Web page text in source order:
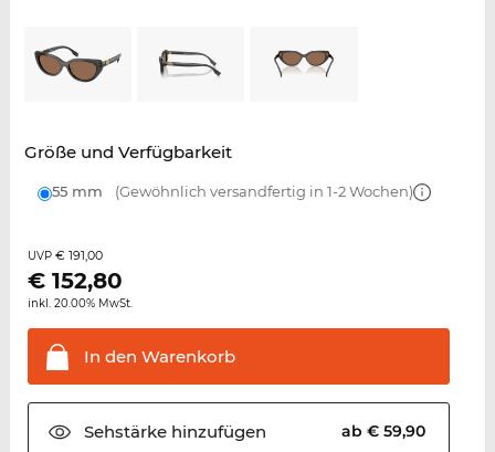
Größe und Verfügbarkeit
55 mm (Gewöhnlich versandfertig in 1-2 Wochen)
UVP € 191,00
€ 152,80
inkl. 20.00% MwSt.
In den Warenkorb
Sehstärkehinzufügen ab € 59,90